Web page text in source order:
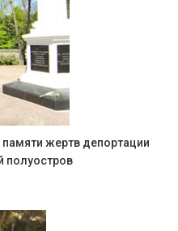
жертв депортации
полуостров